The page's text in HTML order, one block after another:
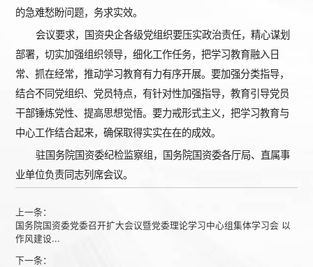
的急难愁盼问题，务求实效。
会议要求，国资央企各级党组织要压实政治责任，精心谋划
部署，切实加强组织领导，细化工作任务，把学习教育融入日
常、抓在经常，推动学习教育有力有序开展。要加强分类指导，
结合不同党组织、党员特点，有针对性加强指导，教育引导党员
干部锤炼党性、提高思想觉悟。要力戒形式主义，把学习教育与
中心工作结合起来，确保取得实实在在的成效。
驻国务院国资委纪检监察组，国务院国资委各厅局、直属事
业单位负责同志列席会议。
上一条：
国务院国资委党委召开扩大会议暨党委理论学习中心组集体学习会 以
作风建设...
下一条：